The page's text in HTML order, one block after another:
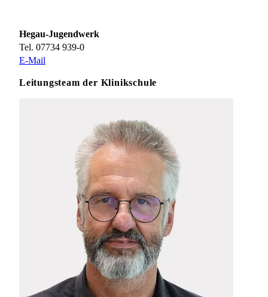
Hegau-Jugendwerk
Tel. 07734 939-0
E-Mail
Leitungsteam der Klinikschule